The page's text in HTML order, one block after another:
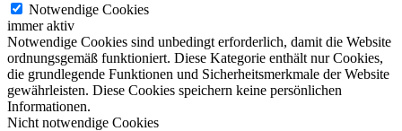
Notwendige Cookies
immer aktiv
Notwendige Cookies sind unbedingt erforderlich, damit die Website
ordnungsgemäß funktioniert. Diese Kategorie enthält nur Cookies,
die grundlegende Funktionen und Sicherheitsmerkmale der Website
gewährleisten. Diese Cookies speichern keine persönlichen
Informationen.
Nicht notwendige Cookies